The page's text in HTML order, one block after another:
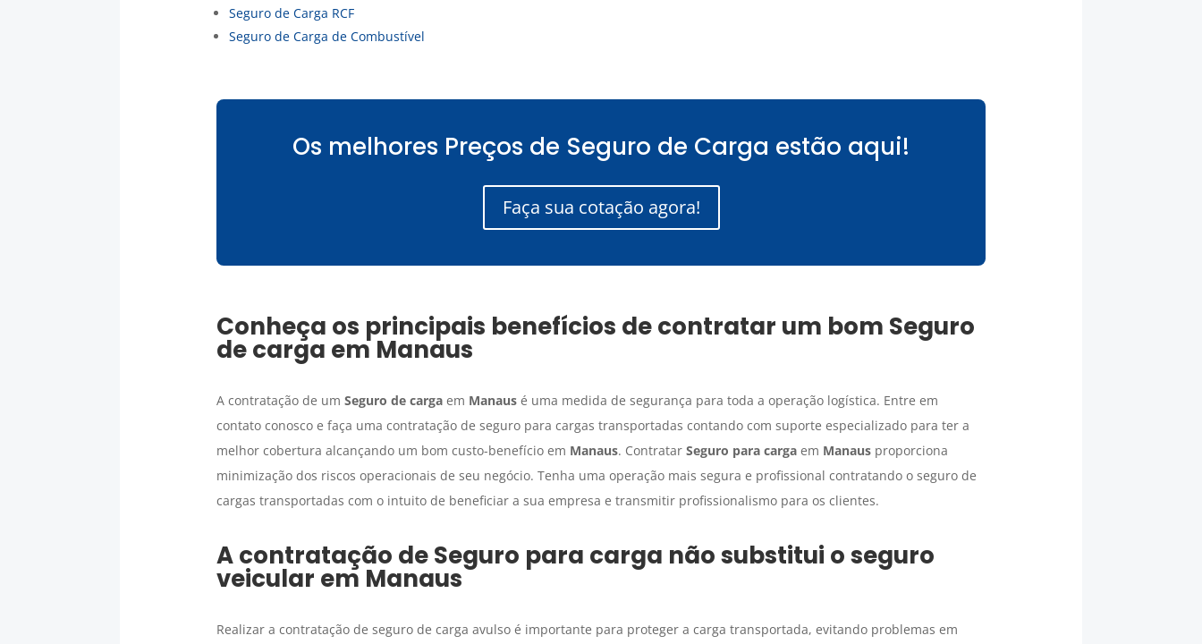
Seguro de Carga RCF
Seguro de Carga de Combustível
Os melhores Preços de Seguro de Carga estão aqui!
Faça sua cotação agora!
Conheça os principais benefícios de contratar um bom Seguro
de carga emManaus
A contratação de um Seguro de cargaem Manausé uma medida de segurança para toda a operação logística. Entre em
contato conosco e faça uma contratação de seguro para cargas transportadas contando com suporte especializado para ter a
melhor cobertura alcançando um bom custo-benefício em Manaus. Contratar Seguro para cargaem Manausproporciona
minimização dos riscos operacionais de seu negócio. Tenha uma operação mais segura e profissional contratando o seguro de
cargas transportadas com o intuito de beneficiar a sua empresa e transmitir profissionalismo para os clientes.
A contratação deSeguro para carga não substitui o seguro
veicular em Manaus
Realizar a contratação de seguro de carga avulso é importante para proteger a carga transportada, evitando problemas em